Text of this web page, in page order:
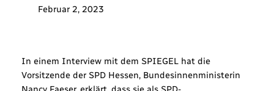
Februar 2, 2023
In einem Interview mit dem SPIEGEL hat die
Vorsitzende der SPD Hessen, Bundesinnenministerin